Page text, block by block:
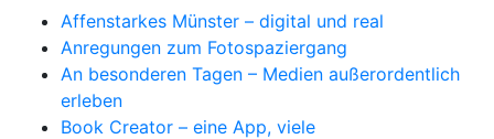
Affenstarkes Münster – digital und real
Anregungen zum Fotospaziergang
An besonderen Tagen – Medien außerordentlich
erleben
Book Creator – eine App, viele